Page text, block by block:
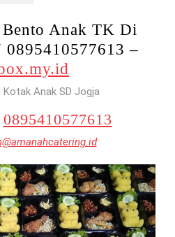
Anak TK Di
0895410577613 –
Anak SD Jogja
0895410577613